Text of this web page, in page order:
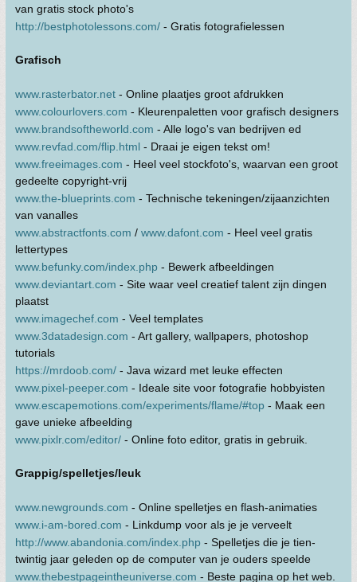
van gratis stock photo's
http://bestphotolessons.com/ - Gratis fotografielessen
Grafisch
www.rasterbator.net - Online plaatjes groot afdrukken
www.colourlovers.com - Kleurenpaletten voor grafisch designers
www.brandsoftheworld.com - Alle logo's van bedrijven ed
www.revfad.com/flip.html - Draai je eigen tekst om!
www.freeimages.com - Heel veel stockfoto's, waarvan een groot
gedeelte copyright-vrij
www.the-blueprints.com - Technische tekeningen/zijaanzichten
van vanalles
www.abstractfonts.com / www.dafont.com - Heel veel gratis
lettertypes
www.befunky.com/index.php - Bewerk afbeeldingen
www.deviantart.com - Site waar veel creatief talent zijn dingen
plaatst
www.imagechef.com - Veel templates
www.3datadesign.com - Art gallery, wallpapers, photoshop
tutorials
https://mrdoob.com/ - Java wizard met leuke effecten
www.pixel-peeper.com - Ideale site voor fotografie hobbyisten
www.escapemotions.com/experiments/flame/#top - Maak een
gave unieke afbeelding
www.pixlr.com/editor/ - Online foto editor, gratis in gebruik.
Grappig/spelletjes/leuk
www.newgrounds.com - Online spelletjes en flash-animaties
www.i-am-bored.com - Linkdump voor als je je verveelt
http://www.abandonia.com/index.php - Spelletjes die je tien-
twintig jaar geleden op de computer van je ouders speelde
www.thebestpageintheuniverse.com - Beste pagina op het web.